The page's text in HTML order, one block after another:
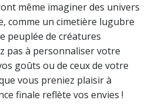
même imaginer des univers
comme un cimetière lugubre
peuplée de créatures
pas à personnaliser votre
goûts ou de ceux de votre
vous preniez plaisir à
finale reflète vos envies !